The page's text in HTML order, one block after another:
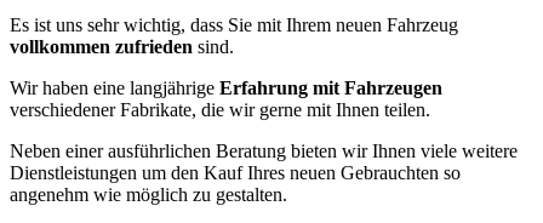
Es ist uns sehr wichtig, dass Sie mit Ihrem neuen Fahrzeug
vollkommen zufrieden sind.
Wir haben eine langjährige Erfahrung mit Fahrzeugen
verschiedener Fabrikate, die wir gerne mit Ihnen teilen.
Neben einer ausführlichen Beratung bieten wir Ihnen viele weitere
Dienstleistungen um den Kauf Ihres neuen Gebrauchten so
angenehm wie möglich zu gestalten.